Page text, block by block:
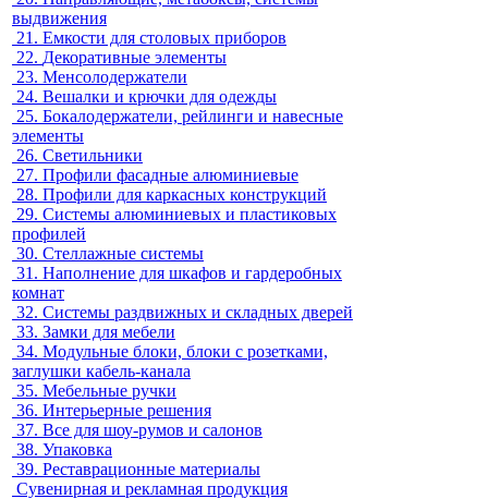
выдвижения
21. Емкости для столовых приборов
22. Декоративные элементы
23. Менсолодержатели
24. Вешалки и крючки для одежды
25. Бокалодержатели, рейлинги и навесные
элементы
26. Светильники
27. Профили фасадные алюминиевые
28. Профили для каркасных конструкций
29. Системы алюминиевых и пластиковых
профилей
30. Стеллажные системы
31. Наполнение для шкафов и гардеробных
комнат
32. Системы раздвижных и складных дверей
33. Замки для мебели
34. Модульные блоки, блоки с розетками,
заглушки кабель-канала
35. Мебельные ручки
36. Интерьерные решения
37. Все для шоу-румов и салонов
38. Упаковка
39. Реставрационные материалы
Сувенирная и рекламная продукция